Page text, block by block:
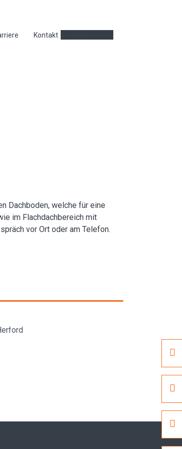
Kontakt
Dachboden, welche für eine
im Flachdachbereich mit
vor Ort oder am Telefon.